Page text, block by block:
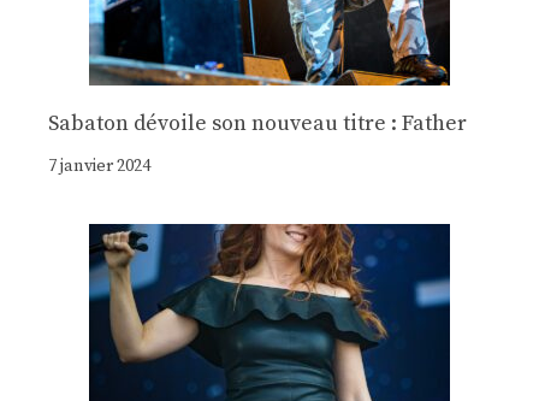
Sabaton dévoile son nouveau titre : Father
7 janvier 2024